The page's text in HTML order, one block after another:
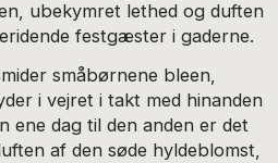
ubekymret lethed og duften
festgæster i gaderne.
småbørnene bleen,
i vejret i takt med hinanden
ene dag til den anden er det
af den søde hyldeblomst,